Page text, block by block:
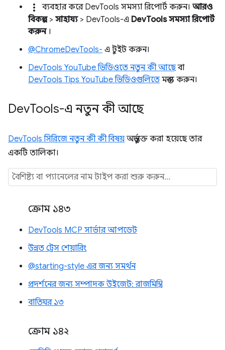
more_vert ব্যবহার করে DevTools সমস্যা রিপোর্ট করুন। আরও
বিকল্প> সাহায্য> DevTools-এ DevTools সমস্যা রিপোর্ট
করুন।
@ChromeDevTools- এ টুইট করুন।
DevTools YouTube ভিডিওতে নতুন কী আছেবা
DevTools Tips YouTube ভিডিওগুলিতে মন্তব্য করুন।
DevTools-এ নতুন কী আছে
DevTools সিরিজে নতুন কী কী বিষয় অন্তর্ভুক্ত করা হয়েছে তার
একটি তালিকা।
ক্রোম ১৪৩
DevTools MCP সার্ভার আপডেট
উন্নত ট্রেস শেয়ারিং
@starting-style এর জন্য সমর্থন
প্রদর্শনের জন্য সম্পাদক উইজেট: রাজমিস্ত্রি
বাতিঘর ১৩
ক্রোম ১৪২